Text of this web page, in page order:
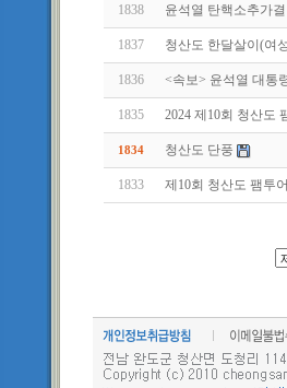
1838 윤석열 탄핵소추가결
1837 청산도 한달살이(여
1836 <속보> 윤석열 대통
1835 2024 제10회 청산도
1834 청산도 단풍
1833 제10회 청산도 팸투